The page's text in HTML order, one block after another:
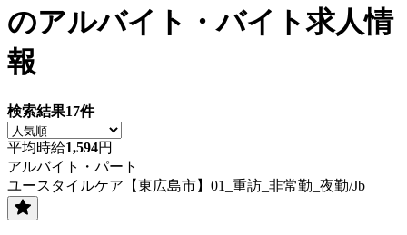
のアルバイト・バイト求人情
報
検索結果17件
平均時給1,594円
アルバイト・パート
ユースタイルケア【東広島市】01_重訪_非常勤_夜勤/Jb